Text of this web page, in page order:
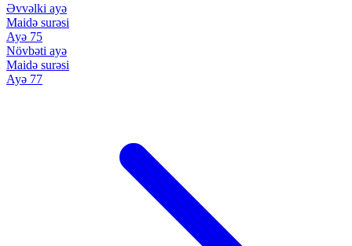
Əvvəlki ayə
Maidə surəsi
Ayə 75
Növbəti ayə
Maidə surəsi
Ayə 77